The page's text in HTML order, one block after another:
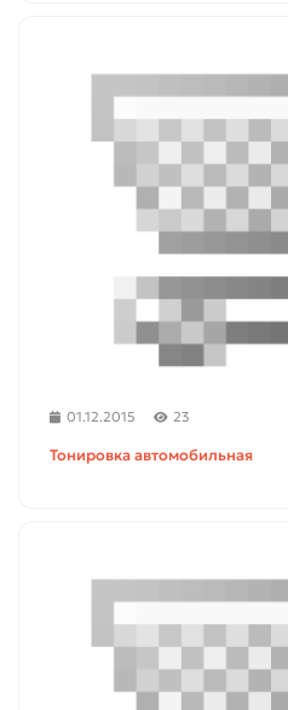
01.12.2015 23
Тонировка автомобильная